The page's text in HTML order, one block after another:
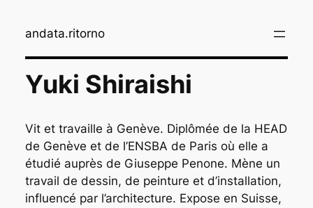
contenu
andata.ritorno
Yuki Shiraishi
Vit et travaille à Genève. Diplômée de la HEAD
de Genève et de l’ENSBA de Paris où elle a
étudié auprès de Giuseppe Penone. Mène un
travail de dessin, de peinture et d’installation,
influencé par l’architecture. Expose en Suisse,